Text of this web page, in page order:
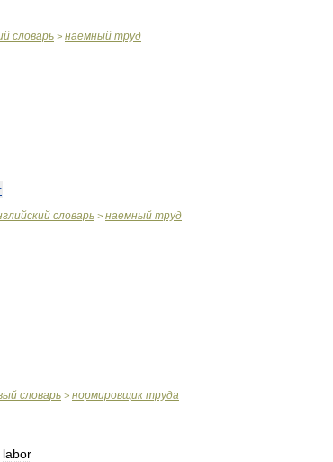
словарь > наемный труд
словарь > наемный труд
словарь > нормировщик труда
labor